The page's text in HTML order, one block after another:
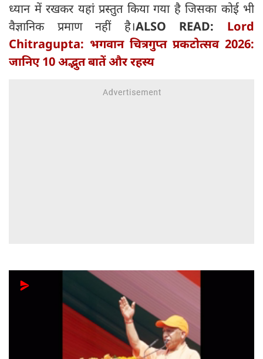
ध्यान में रखकर यहां प्रस्तुत किया गया है जिसका कोई भी
वैज्ञानिक प्रमाण नहीं है।ALSO READ: Lord
Chitragupta: भगवान चित्रगुप्त प्रकटोत्सव 2026:
जानिए 10 अद्भुत बातें और रहस्य